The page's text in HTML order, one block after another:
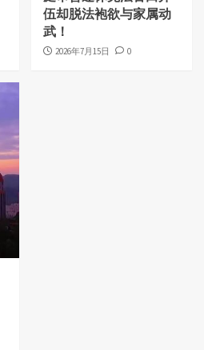
伍却脱法袍欲与家属动
武！
2026年7月15日 0